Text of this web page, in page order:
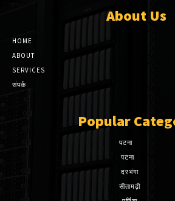
About Us
HOME
ABOUT
SERVICES
संपर्क
Popular
पटना
पटना
दरभंगा
सीतामढ़ी